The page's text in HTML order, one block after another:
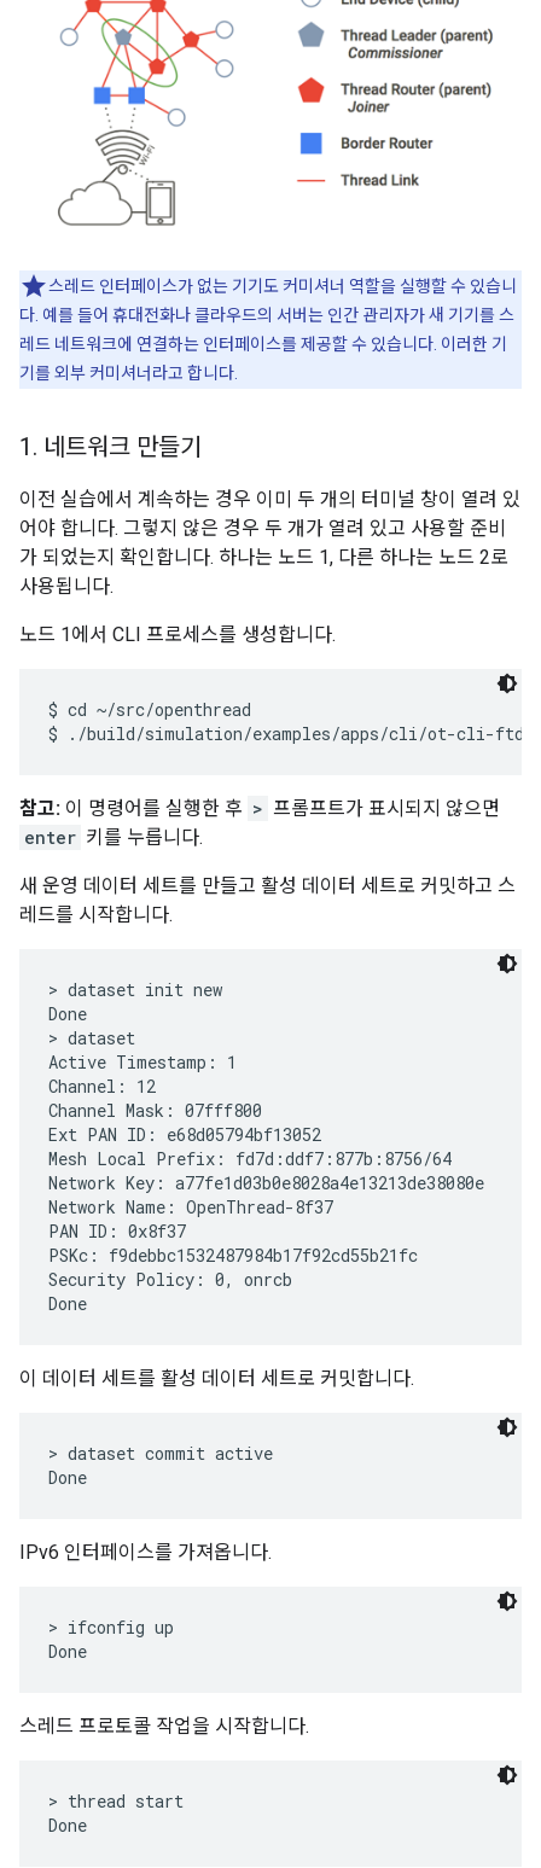
스레드 인터페이스가 없는 기기도 커미셔너 역할을 실행할 수 있습니
다. 예를 들어 휴대전화나 클라우드의 서버는 인간 관리자가 새 기기를 스
레드 네트워크에 연결하는 인터페이스를 제공할 수 있습니다. 이러한 기
기를 외부 커미셔너라고 합니다.
1 . 네트워크 만들기
이전 실습에서 계속하는 경우 이미 두 개의 터미널 창이 열려 있
어야 합니다. 그렇지 않은 경우 두 개가 열려 있고 사용할 준비
가 되었는지 확인합니다. 하나는 노드 1, 다른 하나는 노드 2로
사용됩니다.
노드 1에서 CLI 프로세스를 생성합니다.
$ cd ~/src/openthread
참고: 이 명령어를 실행한 후 > 프롬프트가 표시되지 않으면
enter 키를 누릅니다.
새 운영 데이터 세트를 만들고 활성 데이터 세트로 커밋하고 스
레드를 시작합니다.
> dataset init new
Done
> dataset
Active Timestamp: 1
Channel: 12
Channel Mask: 07fff800
Ext PAN ID: e68d05794bf13052
Mesh Local Prefix: fd7d:ddf7:877b:8756/64
Network Key: a77fe1d03b0e8028a4e13213de38080e
Network Name: OpenThread-8f37
PAN ID: 0x8f37
PSKc: f9debbc1532487984b17f92cd55b21fc
Security Policy: 0, onrcb
이 데이터 세트를 활성 데이터 세트로 커밋합니다.
> dataset commit active
IPv6 인터페이스를 가져옵니다.
> ifconfig up
스레드 프로토콜 작업을 시작합니다.
> thread start